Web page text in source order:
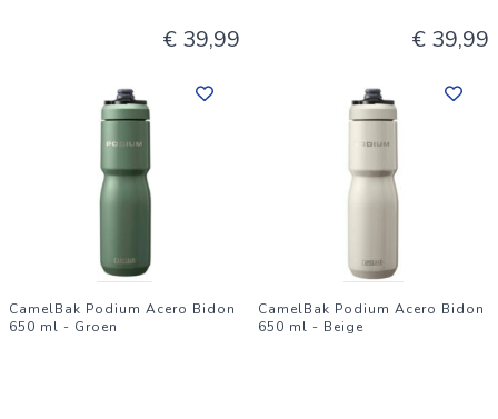
€ 39,99 € 39,99
CamelBak Podium Acero Bidon
650 ml - Groen
CamelBak Podium Acero Bidon
650 ml - Beige